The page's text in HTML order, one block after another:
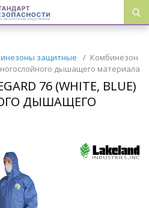
защитные / Комбинезон
дышащего материала
76 (WHITE, BLUE)
ДЫШАЩЕГО